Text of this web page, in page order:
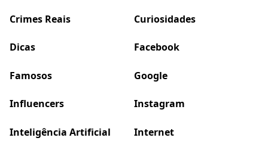
Crimes Reais Curiosidades
Dicas Facebook
Famosos Google
Influencers Instagram
Inteligência Artificial Internet